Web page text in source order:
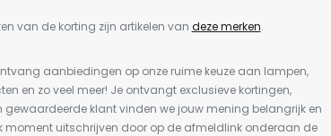
van de korting zijn artikelen van deze merken.
aanbiedingen op onze ruime keuze aan lampen,
en zo veel meer! Je ontvangt exclusieve kortingen,
klant vinden we jouw mening belangrijk en
moment uitschrijven door op de afmeldlink onderaan de